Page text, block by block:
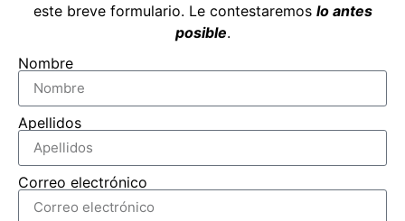
este breve formulario. Le contestaremos lo antes
posible.
Nombre
Apellidos
Correo electrónico